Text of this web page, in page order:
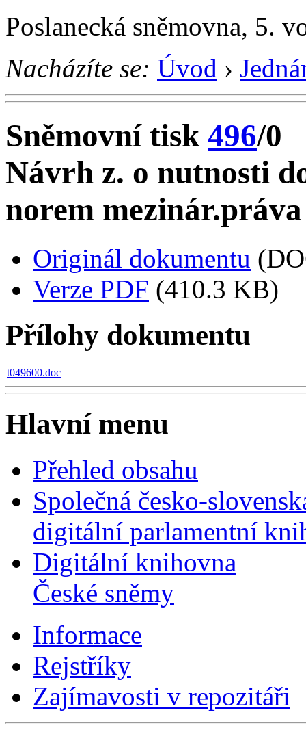
Poslanecká sněmovna, 5.
Nacházíte se: Úvod ›
Sněmovní tisk 496/0
Návrh z. o nutnosti
norem mezinár.práva
Originál dokumentu
Verze PDF (410.3 KB)
Přílohy dokumentu
t049600.doc
Hlavní menu
Přehled obsahu
Společná česko-
digitální parlamentní
Digitální knihovna
České sněmy
Informace
Rejstříky
Zajímavosti v repozitáři